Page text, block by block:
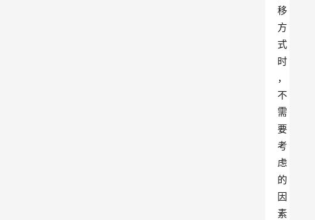
移
方
式
时
，
不
需
要
考
虑
的
因
素